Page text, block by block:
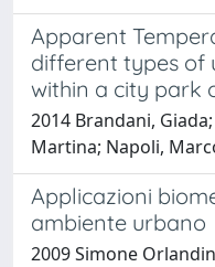
Apparent
different types of
within a city park
2014 Brandani,
Martina; Napoli,
Applicazioni
ambiente urbano
2009 Simone